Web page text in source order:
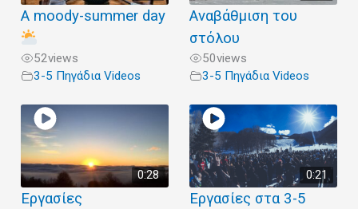
A moody-summer day
52views
3-5 Πηγάδια Videos
Αναβάθμιση του
στόλου
50views
3-5 Πηγάδια Videos
0:28
Εργασίες
0:21
Εργασίες στα 3-5